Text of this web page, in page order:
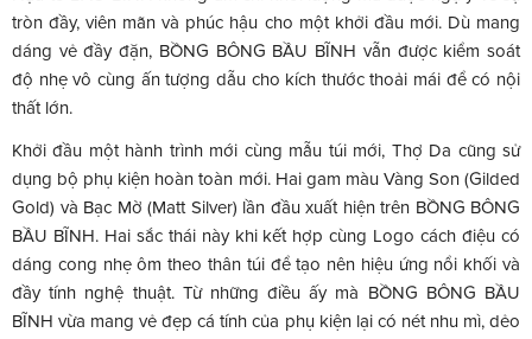
tròn đầy, viên mãn và phúc hậu cho một khởi đầu mới. Dù mang
dáng vẻ đầy đặn, BỒNG BÔNG BẦU BĨNH vẫn được kiểm soát
độ nhẹ vô cùng ấn tượng dẫu cho kích thước thoải mái để có nội
thất lớn.
Khởi đầu một hành trình mới cùng mẫu túi mới, Thợ Da cũng sử
dụng bộ phụ kiện hoàn toàn mới. Hai gam màu Vàng Son (Gilded
Gold) và Bạc Mờ (Matt Silver) lần đầu xuất hiện trên BỒNG BÔNG
BẦU BĨNH. Hai sắc thái này khi kết hợp cùng Logo cách điệu có
dáng cong nhẹ ôm theo thân túi để tạo nên hiệu ứng nổi khối và
đầy tính nghệ thuật. Từ những điều ấy mà BỒNG BÔNG BẦU
BĨNH vừa mang vẻ đẹp cá tính của phụ kiện lại có nét nhu mì, dẻo